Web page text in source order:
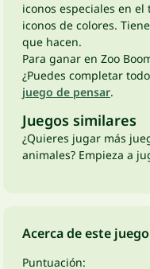
iconos especiales en
iconos de colores.
que hacen.
Para ganar en Zoo
¿Puedes completar
juego de pensar.
Juegos similares
¿Quieres jugar más
animales? Empieza a
Acerca de este juego
Puntuación: